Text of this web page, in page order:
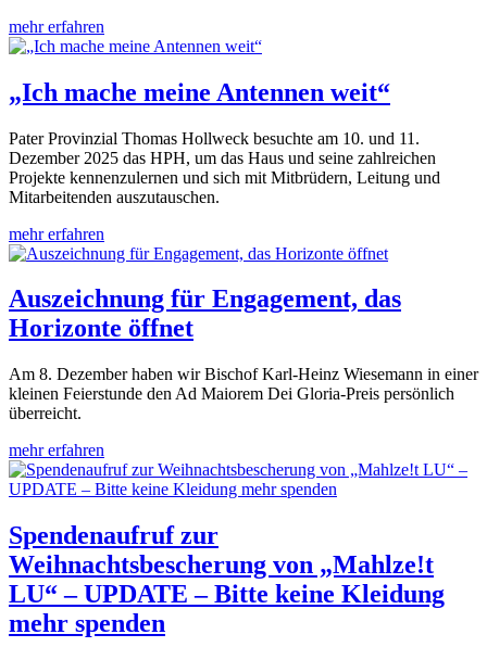
mehr erfahren
„Ich mache meine Antennen weit“
Pater Provinzial Thomas Hollweck besuchte am 10. und 11.
Dezember 2025 das HPH, um das Haus und seine zahlreichen
Projekte kennenzulernen und sich mit Mitbrüdern, Leitung und
Mitarbeitenden auszutauschen.
mehr erfahren
Auszeichnung für Engagement, das
Horizonte öffnet
Am 8. Dezember haben wir Bischof Karl-Heinz Wiesemann in einer
kleinen Feierstunde den Ad Maiorem Dei Gloria-Preis persönlich
überreicht.
mehr erfahren
Spendenaufruf zur
Weihnachtsbescherung von „Mahlze!t
LU“ – UPDATE – Bitte keine Kleidung
mehr spenden